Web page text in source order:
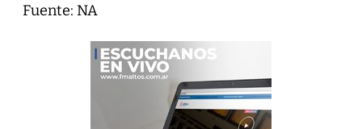
Fuente: NA